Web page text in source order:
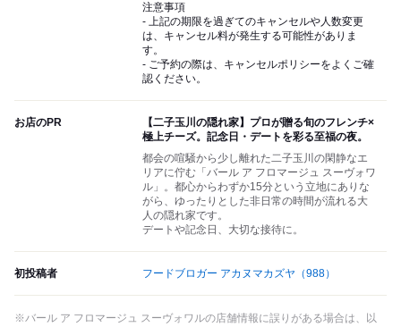
注意事項
- 上記の期限を過ぎてのキャンセルや人数変更
は、キャンセル料が発生する可能性がありま
す。
- ご予約の際は、キャンセルポリシーをよくご確
認ください。
お店のPR
【二子玉川の隠れ家】プロが贈る旬のフレンチ×
極上チーズ。記念日・デートを彩る至福の夜。
都会の喧騒から少し離れた二子玉川の閑静なエ
リアに佇む「バール ア フロマージュ スーヴォワ
ル」。都心からわずか15分という立地にありな
がら、ゆったりとした非日常の時間が流れる大
人の隠れ家です。
デートや記念日、大切な接待に。
初投稿者 フードブロガー アカヌマカズヤ （988）
※バール ア フロマージュ スーヴォワルの店舗情報に誤りがある場合は、以